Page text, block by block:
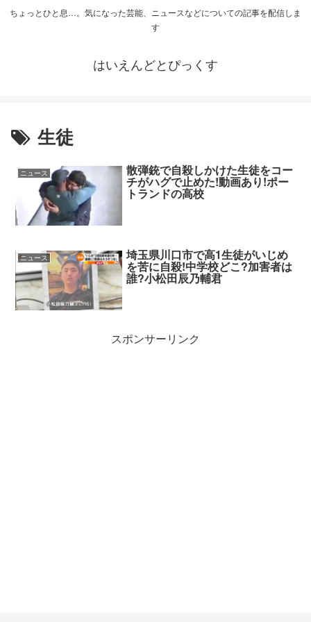
ちょっとひと息…。気になった芸能、ニュースなどについての記事を配信しま
す
はいえんどとぴっくす
生徒
ニュース 散弾銃で自殺しかけた生徒をコー
チがハグで止めた!動画あり!ポー
トランドの高校
ニュース 埼玉県川口市で高1生徒がいじめ
を苦に自殺!中学校どこ?加害者は
誰?小松田辰乃輔君
スポンサーリンク